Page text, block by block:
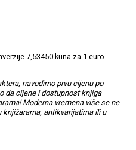
7,53450 kuna za 1 euro
navodimo prvu cijenu po
da cijene i dostupnost knjiga
Moderna vremena više se ne
knjižarama, antikvarijatima ili u